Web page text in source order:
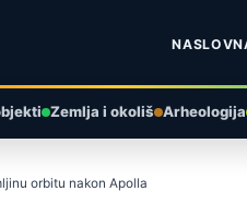
Zemlja i okoliš Arheologija
orbitu nakon Apolla